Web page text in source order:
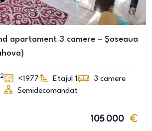
apartament 3 camere – Șoseaua
2 <1977 Etajul 1 3 camere
Semidecomandat
105 000